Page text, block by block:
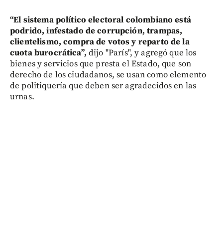
“El sistema político electoral colombiano está
podrido, infestado de corrupción, trampas,
clientelismo, compra de votos y reparto de la
cuota burocrática”, dijo "París", y agregó que los
bienes y servicios que presta el Estado, que son
derecho de los ciudadanos, se usan como elemento
de politiquería que deben ser agradecidos en las
urnas.